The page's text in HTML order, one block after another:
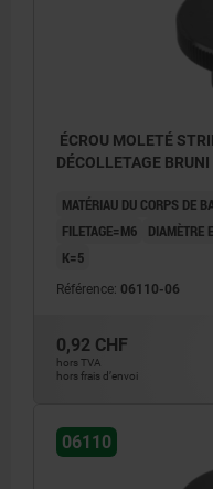
ÉCROU MOLETÉ STRIE D=M06 D1=24 H=15, ACIER DE
DÉCOLLETAGE BRUNI
MATÉRIAU DU CORPS DE
FILETAGE=M6
DIAMÈTRE
K=5
Référence: 06110-06
0,92 CHF
hors TVA
hors frais d’envoi
06110